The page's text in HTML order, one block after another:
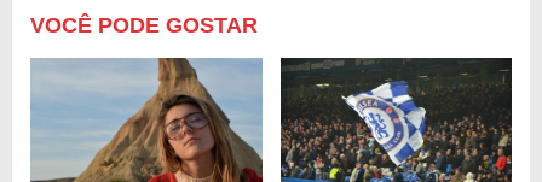
VOCÊ PODE GOSTAR